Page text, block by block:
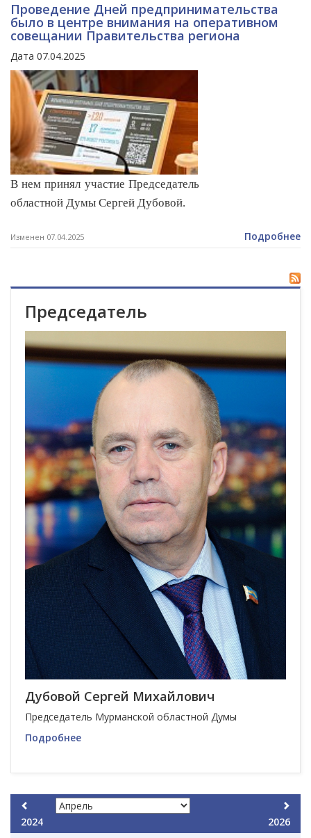
Проведение Дней предпринимательства
было в центре внимания на оперативном
совещании Правительства региона
Дата 07.04.2025
В нем принял участие Председатель
областной Думы Сергей Дубовой.
Изменен 07.04.2025 Подробнее
Председатель
Дубовой Сергей Михайлович
Председатель Мурманской областной Думы
Подробнее
2024 2026